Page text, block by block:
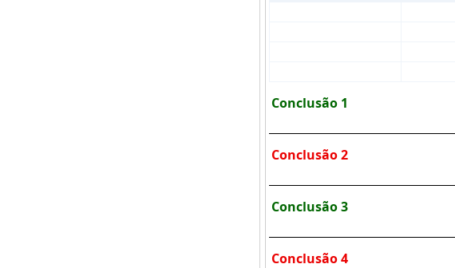
Conclusão 1
Conclusão 2
Conclusão 3
Conclusão 4